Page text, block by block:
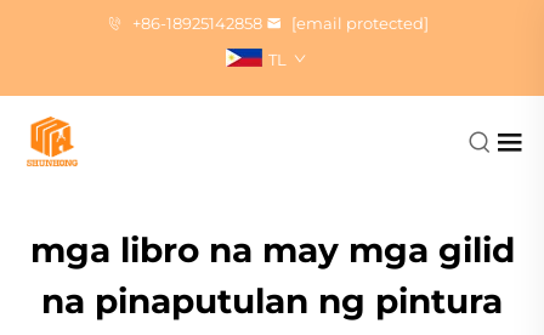
+86-18925142858
[email protected]
TL
mga libro na may mga gilid
na pinaputulan ng pintura